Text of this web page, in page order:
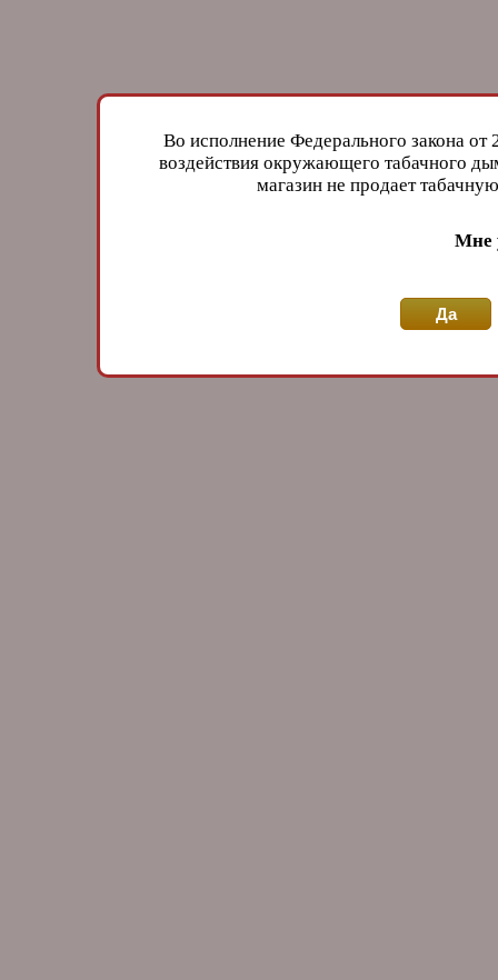
Во исполнение Федерального закона
воздействия окружающего табачного
магазин не продает
Мне
Да